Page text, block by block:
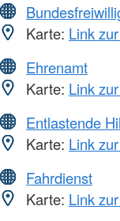
Karte: Link
Ehrenamt
Karte: Link
Entlastende
Karte: Link
Fahrdienst
Karte: Link